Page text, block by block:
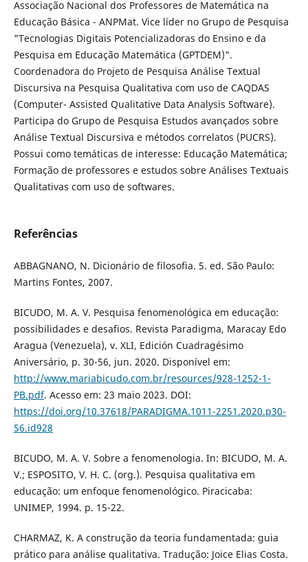
Associação Nacional dos Professores de Matemática na
Educação Básica - ANPMat. Vice líder no Grupo de Pesquisa
"Tecnologias Digitais Potencializadoras do Ensino e da
Pesquisa em Educação Matemática (GPTDEM)".
Coordenadora do Projeto de Pesquisa Análise Textual
Discursiva na Pesquisa Qualitativa com uso de CAQDAS
(Computer- Assisted Qualitative Data Analysis Software).
Participa do Grupo de Pesquisa Estudos avançados sobre
Análise Textual Discursiva e métodos correlatos (PUCRS).
Possui como temáticas de interesse: Educação Matemática;
Formação de professores e estudos sobre Análises Textuais
Qualitativas com uso de softwares.
Referências
ABBAGNANO, N. Dicionário de filosofia. 5. ed. São Paulo:
Martins Fontes, 2007.
BICUDO, M. A. V. Pesquisa fenomenológica em educação:
possibilidades e desafios. Revista Paradigma, Maracay Edo
Aragua (Venezuela), v. XLI, Edición Cuadragésimo
Aniversário, p. 30-56, jun. 2020. Disponível em:
http://www.mariabicudo.com.br/resources/928-1252-1-
PB.pdf. Acesso em: 23 maio 2023. DOI:
https://doi.org/10.37618/PARADIGMA.1011-2251.2020.p30-
56.id928
BICUDO, M. A. V. Sobre a fenomenologia. In: BICUDO, M. A.
V.; ESPOSITO, V. H. C. (org.). Pesquisa qualitativa em
educação: um enfoque fenomenológico. Piracicaba:
UNIMEP, 1994. p. 15-22.
CHARMAZ, K. A construção da teoria fundamentada: guia
prático para análise qualitativa. Tradução: Joice Elias Costa.